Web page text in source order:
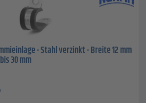
- Stahl verzinkt - Breite 12 mm
30 mm